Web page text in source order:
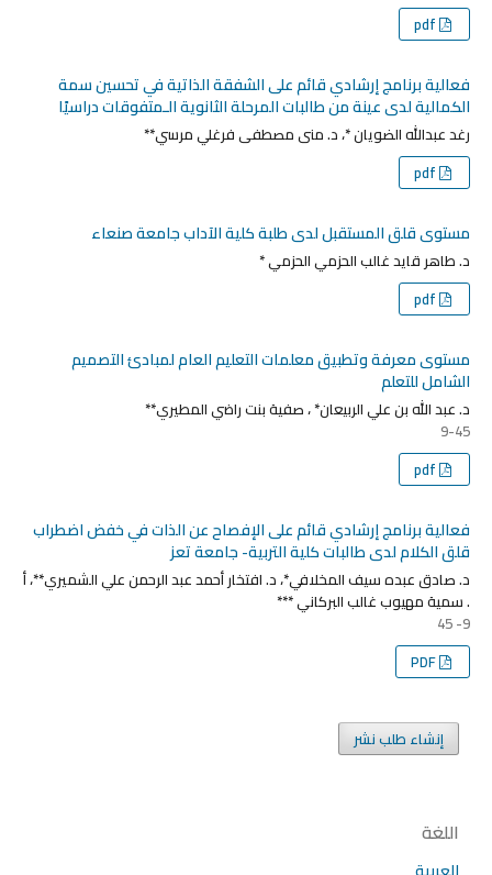
فعالية برنامج إرشادي قائم على الشفقة الذاتية في تحسين سمة
الكمالية لدى عينة من طالبات المرحلة الثانوية الـمتفوقات دراسيًا
رغد عبدالله الضویان *، د. منى مصطفى فرغلي مرسي**
مستوى قلق المستقبل لدى طلبة كلية الآداب جامعة صنعاء
د. طاهر قايد غالب الحزمي الحزمي *
مستوى معرفة وتطبيق معلمات التعليم العام لمبادئ التصميم
الشامل للتعلم
د. عبد الله بن علي الربيعان* ، صفية بنت راضي المطيري**
9-45
فعالية برنامج إرشادي قائم على الإفصاح عن الذات في خفض اضطراب
قلق الكلام لدى طالبات كلية التربية- جامعة تعز
د. صادق عبده سيف المخلافي*، د. افتخار أحمد عبد الرحمن علي الشميري**، أ
. سمية مهيوب غالب البركاني ***
9- 45
PDF
إنشاء طلب نشر
اللغة